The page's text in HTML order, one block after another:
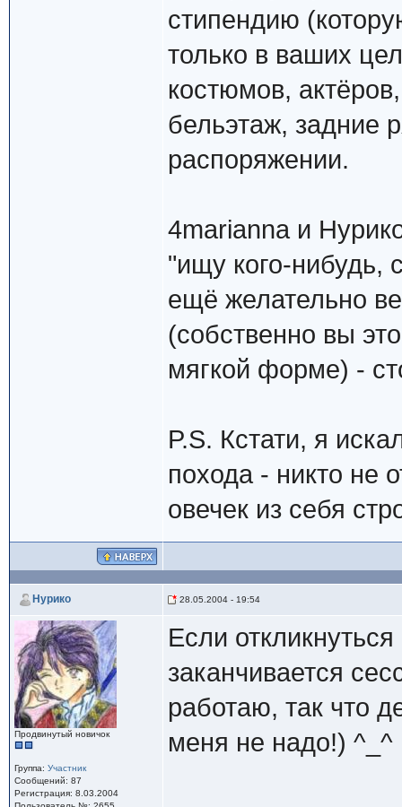
стипендию
только в ваших
костюмов,
бельэтаж, задние
распоряжении.
4marianna и
"ищу кого-нибудь,
ещё желательно
(собственно вы
мягкой форме) -
P.S. Кстати, я
похода - никто не
овечек из себя
Нурико 28.05.2004 - 19:54
Продвинутый новичок
Группа: Участник
Сообщений: 87
Регистрация: 8.03.2004
Если
заканчивается
работаю, так что
меня не надо!) ^_^